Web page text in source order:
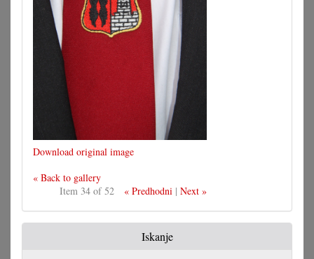
Download original image
« Back to gallery
Item 34 of 52
« Predhodni | Next »
Iskanje